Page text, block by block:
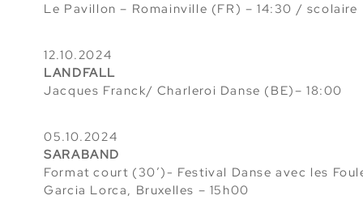
Le Pavillon – Romainville (FR) – 14:30 / scolaire
12.10.2024
LANDFALL
Jacques Franck/ Charleroi Danse (BE)– 18:00
05.10.2024
SARABAND
Format court (30′)- Festival Danse avec les
Garcia Lorca, Bruxelles – 15h00